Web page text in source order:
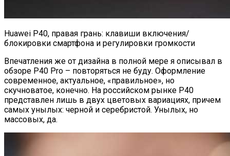
Huawei P40, правая грань: клавиши включения/
блокировки смартфона и регулировки громкости
Впечатления же от дизайна в полной мере я описывал в
обзоре P40 Pro – повторяться не буду. Оформление
современное, актуальное, «правильное», но
скучноватое, конечно. На российском рынке P40
представлен лишь в двух цветовых вариациях, причем
самых унылых: черной и серебристой. Унылых, но
массовых, да.